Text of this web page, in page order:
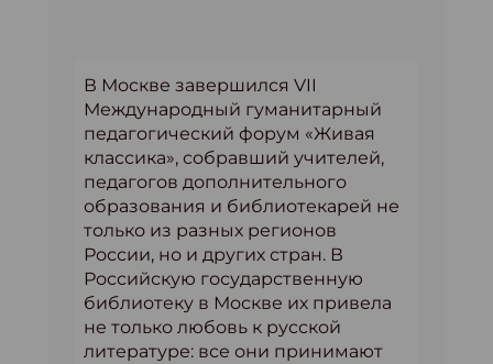
В Москве завершился VII
Международный гуманитарный
педагогический форум «Живая
классика», собравший учителей,
педагогов дополнительного
образования и библиотекарей не
только из разных регионов
России, но и других стран. В
Российскую государственную
библиотеку в Москве их привела
не только любовь к русской
литературе: все они принимают